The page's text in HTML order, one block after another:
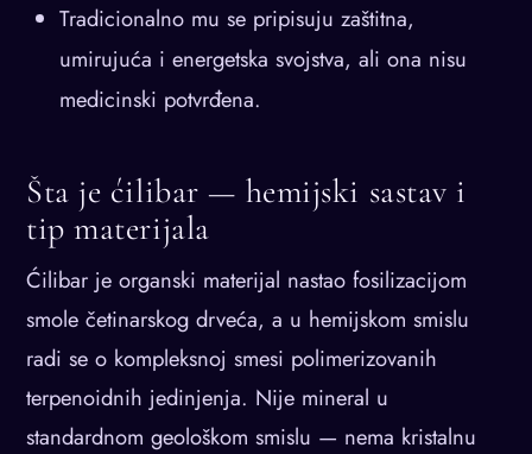
Tradicionalno mu se pripisuju zaštitna,
umirujuća i energetska svojstva, ali ona nisu
medicinski potvrđena.
Šta je ćilibar — hemijski sastav i
tip materijala
Ćilibar je organski materijal nastao fosilizacijom
smole četinarskog drveća, a u hemijskom smislu
radi se o kompleksnoj smesi polimerizovanih
terpenoidnih jedinjenja. Nije mineral u
standardnom geološkom smislu — nema kristalnu